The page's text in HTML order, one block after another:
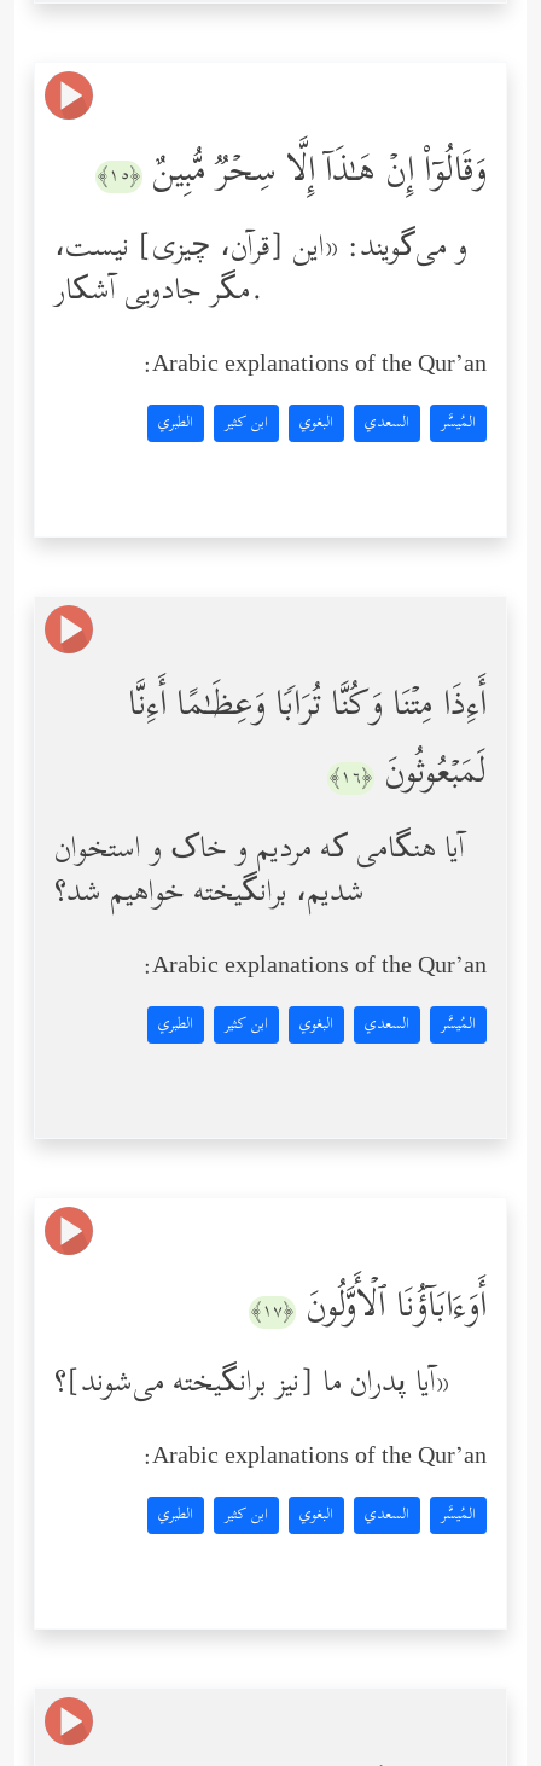
وَقَالُوۤاْ إِنۡ هَـٰذَاۤ إِلَّا سِحۡرࣱ مُّبِینٌ ﴿١٥﴾
و می‌گویند: «این [قرآن، چیزی] نیست،
مگر جادویی آشکار.
Arabic explanations of the Qur’an:
المُيسَّر السعدي البغوي ابن كثير الطبري
أَءِذَا مِتۡنَا وَكُنَّا تُرَابࣰا وَعِظَـٰمًا أَءِنَّا
لَمَبۡعُوثُونَ ﴿١٦﴾
آیا هنگامی که مردیم و خاک و استخوان
شدیم، برانگیخته خواهیم شد؟
Arabic explanations of the Qur’an:
المُيسَّر السعدي البغوي ابن كثير الطبري
أَوَءَابَاۤؤُنَا ٱلۡأَوَّلُونَ ﴿١٧﴾
آیا پدران ما [نیز برانگیخته می‌شوند]؟»
Arabic explanations of the Qur’an:
المُيسَّر السعدي البغوي ابن كثير الطبري